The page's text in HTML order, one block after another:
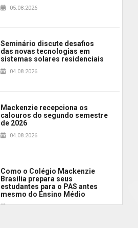
05.08.2026
Seminário discute desafios
das novas tecnologias em
sistemas solares residenciais
04.08.2026
Mackenzie recepciona os
calouros do segundo semestre
de 2026
04.08.2026
Como o Colégio Mackenzie
Brasília prepara seus
estudantes para o PAS antes
mesmo do Ensino Médio